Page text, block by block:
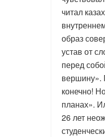
читал
образ
устав от
перед
вершину».
конечно!
планах».
26 лет